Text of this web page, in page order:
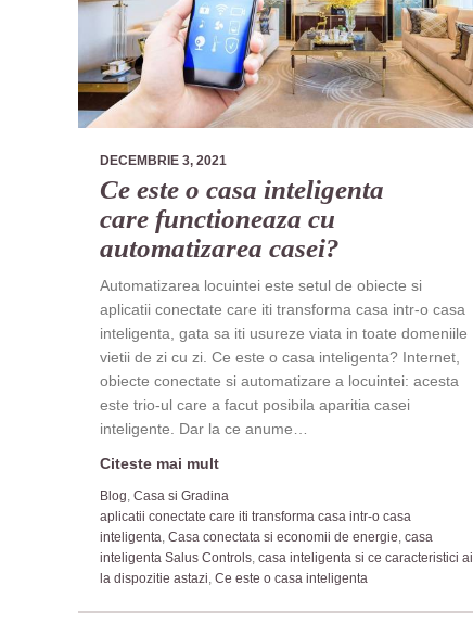
DECEMBRIE 3, 2021
Ce este o casa inteligenta
care functioneaza cu
automatizarea casei?
Automatizarea locuintei este setul de obiecte si
aplicatii conectate care iti transforma casa intr-o casa
inteligenta, gata sa iti usureze viata in toate domeniile
vietii de zi cu zi. Ce este o casa inteligenta? Internet,
obiecte conectate si automatizare a locuintei: acesta
este trio-ul care a facut posibila aparitia casei
inteligente. Dar la ce anume…
Citeste mai mult
Blog, Casa si Gradina
aplicatii conectate care iti transforma casa intr-o casa
inteligenta, Casa conectata si economii de energie, casa
inteligenta Salus Controls, casa inteligenta si ce caracteristici ai
la dispozitie astazi, Ce este o casa inteligenta